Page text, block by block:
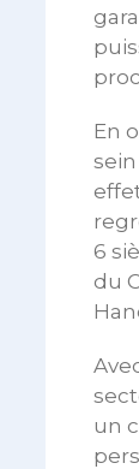
En
6
du
un